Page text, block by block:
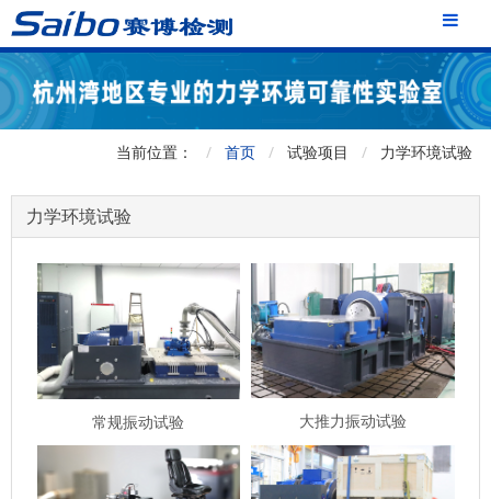
当前位置： 首页 试验项目 力学环境试验
力学环境试验
常规振动试验 大推力振动试验